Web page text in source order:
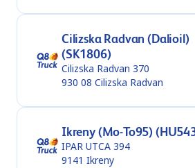
Cilizska Radvan (Dalioil)
(SK1806)
Cilizska Radvan 370
930 08 Cilizska Radvan
Ikreny (Mo-To95)
IPAR UTCA 394
9141 Ikreny